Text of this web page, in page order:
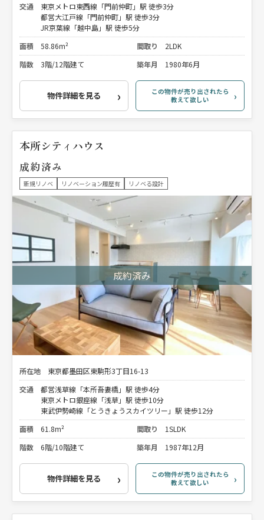
交通
東京メトロ東西線「門前仲町」駅 徒歩3分
都営大江戸線「門前仲町」駅 徒歩3分
JR京葉線「越中島」駅 徒歩5分
面積
58.86m² 間取り
2LDK
階数
3階/12階建て 築年月 1980年6月
物件詳細を見る
この物件が売り出されたら
教えて欲しい
本所シティハウス
成約済み
新規リノベ リノベーション履歴有 リノベる設計
所在地
東京都墨田区東駒形3丁目16-13
交通
都営浅草線「本所吾妻橋」駅 徒歩4分
東京メトロ銀座線「浅草」駅 徒歩10分
東武伊勢崎線「とうきょうスカイツリー」駅 徒歩12分
面積
61.8m² 間取り
1SLDK
階数
6階/10階建て 築年月 1987年12月
物件詳細を見る
この物件が売り出されたら
教えて欲しい